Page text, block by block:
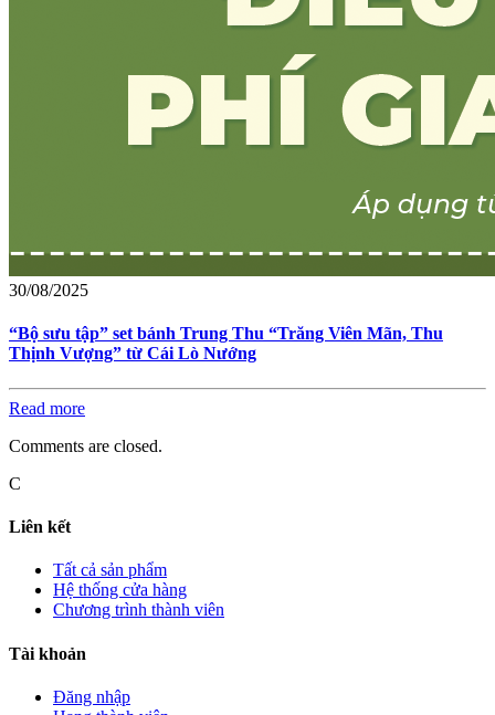
30/08/2025
“Bộ sưu tập” set bánh Trung Thu “Trăng Viên Mãn, Thu
Thịnh Vượng” từ Cái Lò Nướng
Read more
Comments are closed.
C
Liên kết
Tất cả sản phẩm
Hệ thống cửa hàng
Chương trình thành viên
Tài khoản
Đăng nhập